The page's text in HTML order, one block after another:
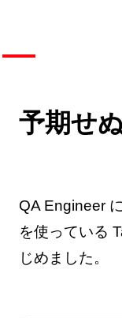
予期せ
QA Engineer
を使っている
じめました。